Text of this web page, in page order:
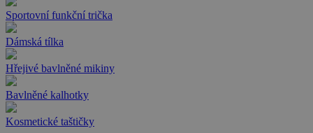
Sportovní funkční trička
Dámská tílka
Hřejivé bavlněné mikiny
Bavlněné kalhotky
Kosmetické taštičky